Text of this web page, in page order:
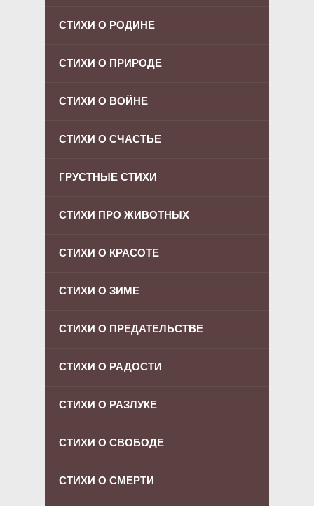
СТИХИ О РОДИНЕ
СТИХИ О ПРИРОДЕ
СТИХИ О ВОЙНЕ
СТИХИ О СЧАСТЬЕ
ГРУСТНЫЕ СТИХИ
СТИХИ ПРО ЖИВОТНЫХ
СТИХИ О КРАСОТЕ
СТИХИ О ЗИМЕ
СТИХИ О ПРЕДАТЕЛЬСТВЕ
СТИХИ О РАДОСТИ
СТИХИ О РАЗЛУКЕ
СТИХИ О СВОБОДЕ
СТИХИ О СМЕРТИ